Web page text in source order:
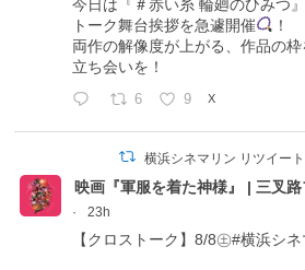
今日は『＃赤い糸 輪廻のひみつ
トーク舞台挨拶を急遽開催
！
両作の解像度が上がる、作品の
立ち会いを！
6 9 X
横浜シネマリン リツイー
映画『軍服を着た神様』 | 三叉路
·
23h
【クロストーク】8/8㊏#横浜シ